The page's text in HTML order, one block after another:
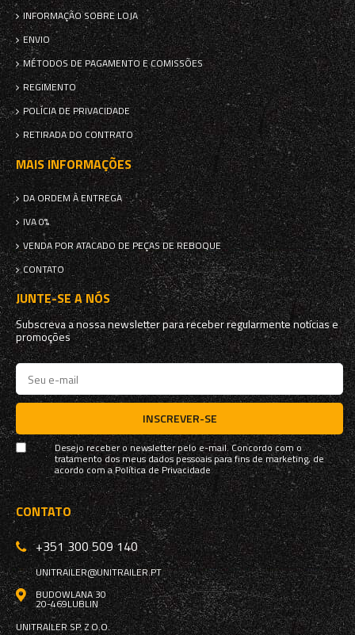
INFORMAÇÃO SOBRE LOJA
ENVIO
MÉTODOS DE PAGAMENTO E COMISSÕES
REGIMENTO
POLÍCIA DE PRIVACIDADE
RETIRADA DO CONTRATO
MAIS INFORMAÇÕES
DA ORDEM À ENTREGA
IVA 0%
VENDA POR ATACADO DE PEÇAS DE REBOQUE
CONTATO
JUNTE-SE A NÓS
Subscreva a nossa newsletter para receber regularmente notícias e
promoções
INSCREVER-SE
Desejo receber o newsletter pelo e-mail. Concordo com o
tratamento dos meus dados pessoais para fins de marketing, de
acordo com aPolítica de Privacidade
CONTATO
+351 300 509 140
UNITRAILER@UNITRAILER.PT
BUDOWLANA 30
20-469LUBLIN
UNITRAILER SP. Z O.O.